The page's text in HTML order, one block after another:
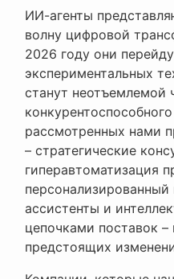
ИИ-агенты
волну цифровой
2026 году они
экспериментальных
станут неотъемлемой
рассмотренных нами
– стратегические
гиперавтоматизация
персонализированный
ассистенты и
цепочками поставок
предстоящих